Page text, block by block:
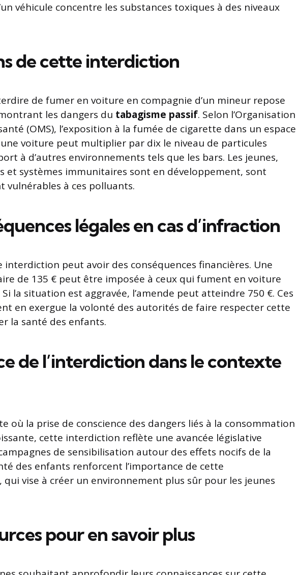
véhicule concentre les substances toxiques à des niveaux
de cette interdiction
de fumer en voiture en compagnie d’un mineur repose
les dangers du tabagisme passif. Selon l’Organisation
(OMS), l’exposition à la fumée de cigarette dans un espace
voiture peut multiplier par dix le niveau de particules
à d’autres environnements tels que les bars. Les jeunes,
et systèmes immunitaires sont en développement, sont
vulnérables à ces polluants.
légales en cas d’infraction
interdiction peut avoir des conséquences financières. Une
de 135 € peut être imposée à ceux qui fument en voiture
la situation est aggravée, l’amende peut atteindre 750 €. Ces
en exergue la volonté des autorités de faire respecter cette
la santé des enfants.
de l’interdiction dans le contexte
où la prise de conscience des dangers liés à la consommation
cette interdiction reflète une avancée législative
de sensibilisation autour des effets nocifs de la
des enfants renforcent l’importance de cette
vise à créer un environnement plus sûr pour les jeunes
pour en savoir plus